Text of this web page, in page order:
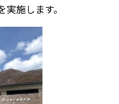
施します。